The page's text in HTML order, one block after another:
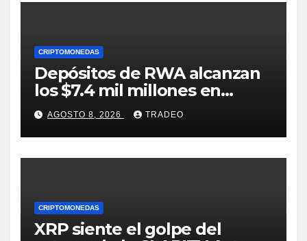
CRIPTOMONEDAS
Depósitos de RWA alcanzan
los $7.4 mil millones en
medio de la caída de DeFi
AGOSTO 8, 2026 TRADEO
CRIPTOMONEDAS
XRP siente el golpe del